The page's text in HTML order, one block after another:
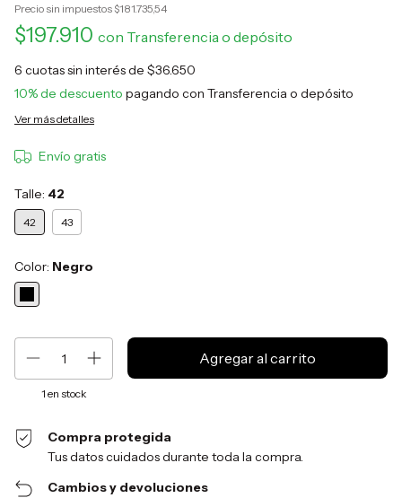
Precio sin impuestos$181.735,54
$197.910 con Transferencia o depósito
6 cuotas sin interés de $36.650
10% de descuento pagando con Transferencia o depósito
Ver más detalles
Envío gratis
Talle: 42
42 43
Color: Negro
1 en stock
Compra protegida
Tus datos cuidados durante toda la compra.
Cambios y devoluciones